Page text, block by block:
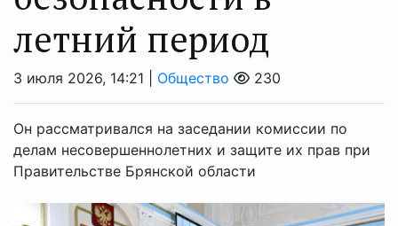
летний период
3 июля 2026, 14:21 | Общество 230
Он рассматривался на заседании комиссии по
делам несовершеннолетних и защите их прав при
Правительстве Брянской области